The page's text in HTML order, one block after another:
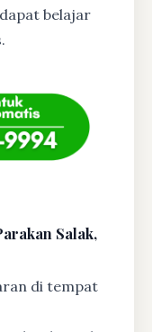
belajar
Salak,
di tempat